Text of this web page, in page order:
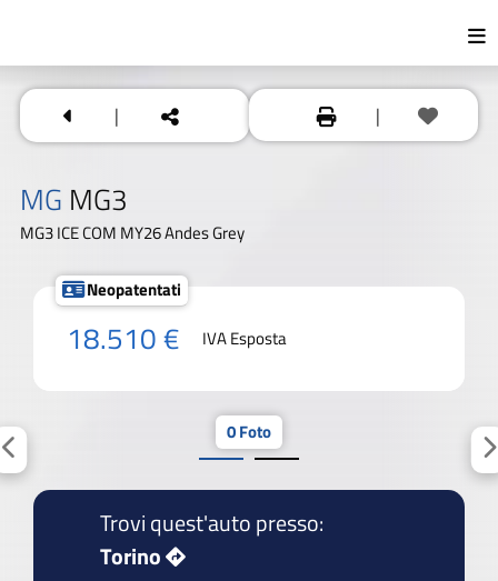
| |
MG MG3
MG3 ICE COM MY26 Andes Grey
Neopatentati
18.510 € IVA Esposta
0 Foto
Trovi quest'auto presso:
Torino